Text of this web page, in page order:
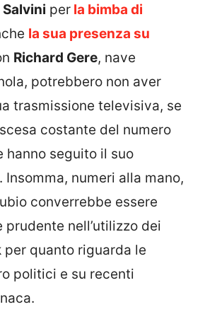
per la bimba di
la sua presenza su
Richard Gere, nave
potrebbero non aver
trasmissione televisiva, se
costante del numero
hanno seguito il suo
Insomma, numeri alla mano,
converrebbe essere
nell’utilizzo dei
per quanto riguarda le
politici e su recenti